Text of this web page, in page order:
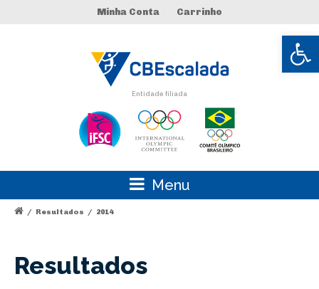
Abrir
Minha Conta Carrinho
Entidade filiada
Menu
/ Resultados / 2014
Resultados